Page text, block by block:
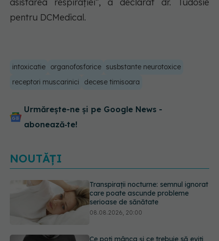
asistarea respirației”, a declarat dr. Tudosie
pentru DCMedical.
intoxicatie organofosforice susbstante neurotoxice
receptori muscarinici
decese timisoara
Urmărește-ne și pe Google News -
abonează‑te!
NOUTĂȚI
Ce poți mânca și ce trebuie să eviți
dacă ai gastrită: exemplu de meniu
care reduce inflamația stomacului